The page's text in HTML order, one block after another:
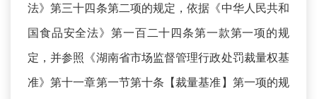
法》第三十四条第二项的规定，依据《中华人民共和
国食品安全法》第一百二十四条第一款第一项的规
定，并参照《湖南省市场监督管理行政处罚裁量权基
准》第十一章第一节第十条【裁量基准】第一项的规